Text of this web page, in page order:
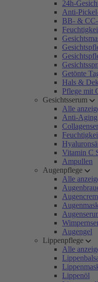
24h-
Anti-
BB- & CC-
Getönte
Hals &
Pflege mit
Gesichtsserum
Alle
Anti-
Vitamin C
Ampullen
Augenpflege
Alle
Augengel
Lippenpflege
Alle
Lippenöl